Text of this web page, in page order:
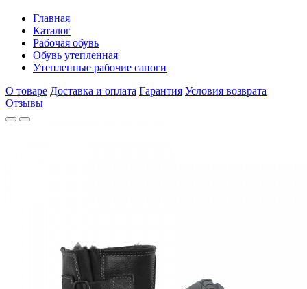
Главная
Каталог
Рабочая обувь
Обувь утепленная
Утепленные рабочие сапоги
О товаре Доставка и оплата Гарантия Условия возврата
Отзывы